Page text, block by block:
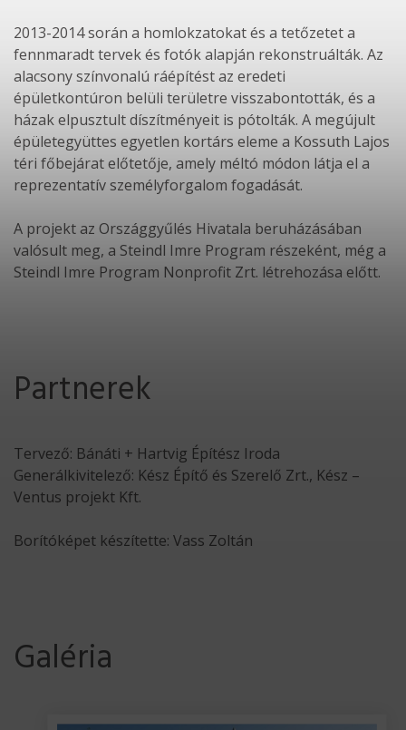
2013-2014 során a homlokzatokat és a tetőzetet a
fennmaradt tervek és fotók alapján rekonstruálták. Az
alacsony színvonalú ráépítést az eredeti
épületkontúron belüli területre visszabontották, és a
házak elpusztult díszítményeit is pótolták. A megújult
épületegyüttes egyetlen kortárs eleme a Kossuth Lajos
téri főbejárat előtetője, amely méltó módon látja el a
reprezentatív személyforgalom fogadását.
A projekt az Országgyűlés Hivatala beruházásában
valósult meg, a Steindl Imre Program részeként, még a
Steindl Imre Program Nonprofit Zrt. létrehozása előtt.
Partnerek
Tervező: Bánáti + Hartvig Építész Iroda
Generálkivitelező: Kész Építő és Szerelő Zrt., Kész –
Ventus projekt Kft.
Borítóképet készítette: Vass Zoltán
Galéria